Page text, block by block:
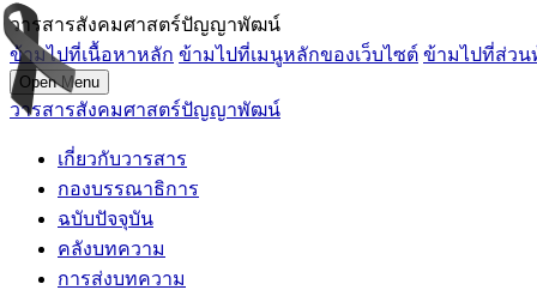
วารสารสังคมศาสตร์ปัญญาพัฒน์
ข้ามไปที่เนื้อหาหลัก ข้ามไปที่เมนูหลักของเว็บไซต์ ข้ามไปที่ส่วน
Open Menu
วารสารสังคมศาสตร์ปัญญาพัฒน์
เกี่ยวกับวารสาร
กองบรรณาธิการ
ฉบับปัจจุบัน
คลังบทความ
การส่งบทความ